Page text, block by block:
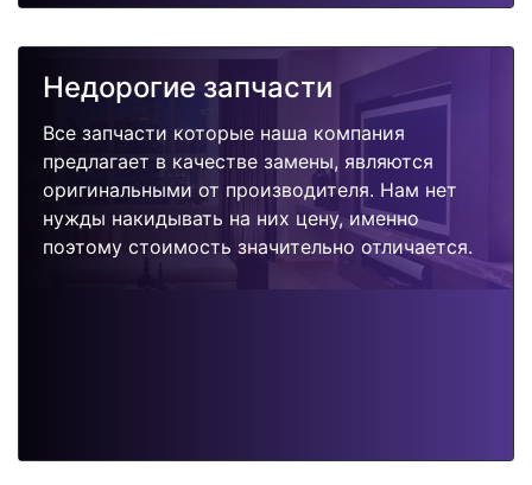
Недорогие запчасти
Все запчасти которые наша компания
предлагает в качестве замены, являются
оригинальными от производителя. Нам нет
нужды накидывать на них цену, именно
поэтому стоимость значительно отличается.